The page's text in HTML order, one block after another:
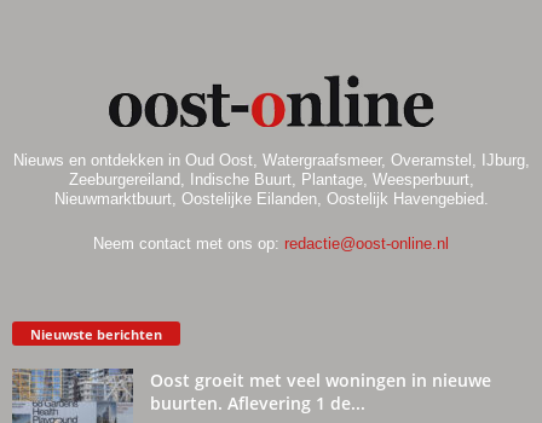
Nieuws en ontdekken in Oud Oost, Watergraafsmeer, Overamstel, IJburg,
Zeeburgereiland, Indische Buurt, Plantage, Weesperbuurt,
Nieuwmarktbuurt, Oostelijke Eilanden, Oostelijk Havengebied.
Neem contact met ons op: redactie@oost-online.nl
Nieuwste berichten
Oost groeit met veel woningen in nieuwe
buurten. Aflevering 1 de...